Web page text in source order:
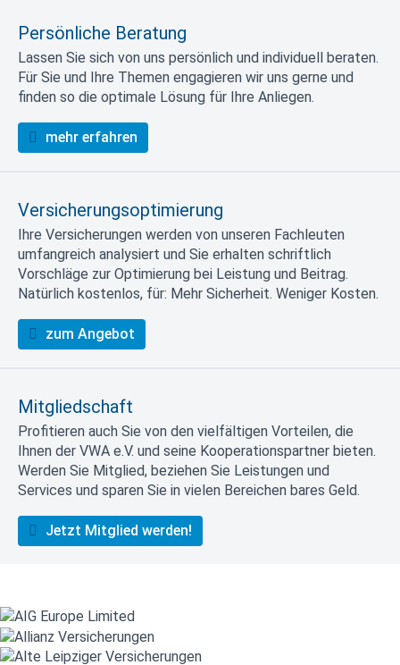
Persönliche Beratung
Lassen Sie sich von uns persönlich und individuell beraten.
Für Sie und Ihre Themen engagieren wir uns gerne und
finden so die optimale Lösung für Ihre Anliegen.
mehr erfahren
Versicherungsoptimierung
Ihre Versicherungen werden von unseren Fachleuten
umfangreich analysiert und Sie erhalten schriftlich
Vorschläge zur Optimierung bei Leistung und Beitrag.
Natürlich kostenlos, für: Mehr Sicherheit. Weniger Kosten.
zum Angebot
Mitgliedschaft
Profitieren auch Sie von den vielfältigen Vorteilen, die
Ihnen der VWA e.V. und seine Kooperationspartner bieten.
Werden Sie Mitglied, beziehen Sie Leistungen und
Services und sparen Sie in vielen Bereichen bares Geld.
Jetzt Mitglied werden!